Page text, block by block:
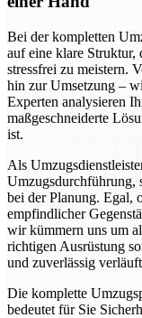
Bei der kompletten
auf eine klare Struktur,
stressfrei zu meistern.
hin zur Umsetzung –
Experten analysieren
maßgeschneiderte
ist.
Als
Umzugsdurchführung,
bei der Planung. Egal,
empfindlicher
wir kümmern uns um
richtigen Ausrüstung
und zuverlässig
Die komplette
bedeutet für Sie